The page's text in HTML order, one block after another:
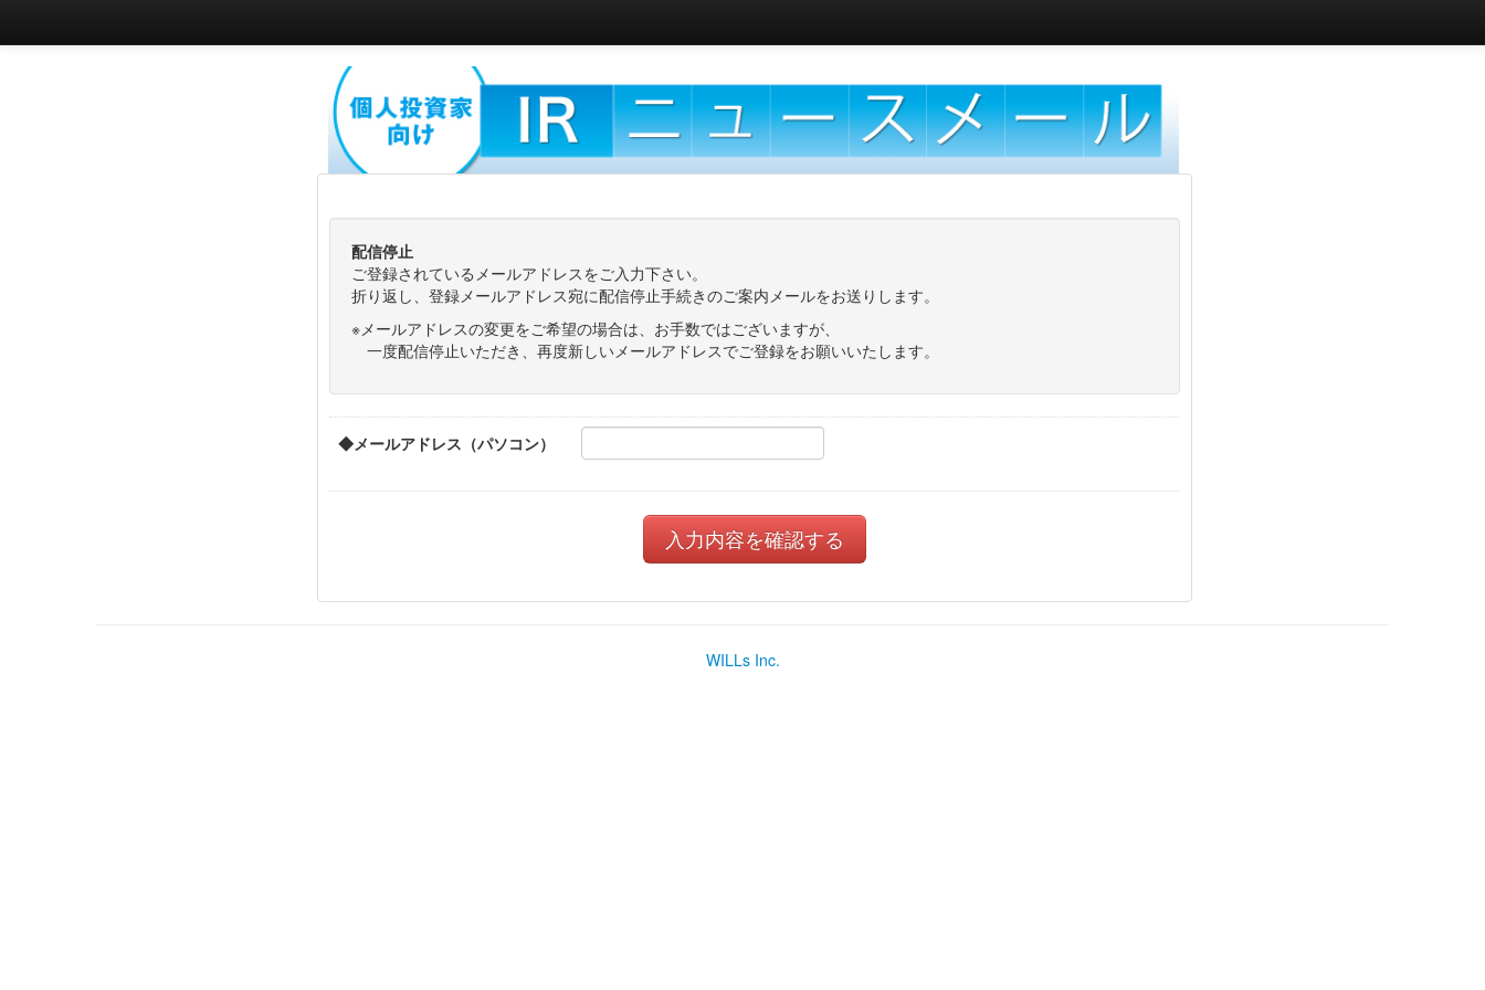
配信停止
ご登録されているメールアドレスをご入力下さい。
折り返し、登録メールアドレス宛に配信停止手続きのご案内メールをお送りします。
※メールアドレスの変更をご希望の場合は、お手数ではございますが、
一度配信停止いただき、再度新しいメールアドレスでご登録をお願いいたします。
◆メールアドレス（パソコン）
WILLs Inc.